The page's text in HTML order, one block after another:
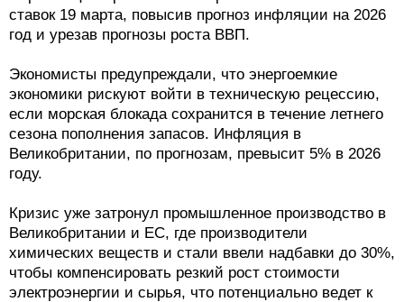
ставок 19 марта, повысив прогноз инфляции на 2026
год и урезав прогнозы роста ВВП.
Экономисты предупреждали, что энергоемкие
экономики рискуют войти в техническую рецессию,
если морская блокада сохранится в течение летнего
сезона пополнения запасов. Инфляция в
Великобритании, по прогнозам, превысит 5% в 2026
году.
Кризис уже затронул промышленное производство в
Великобритании и ЕС, где производители
химических веществ и стали ввели надбавки до 30%,
чтобы компенсировать резкий рост стоимости
электроэнергии и сырья, что потенциально ведет к